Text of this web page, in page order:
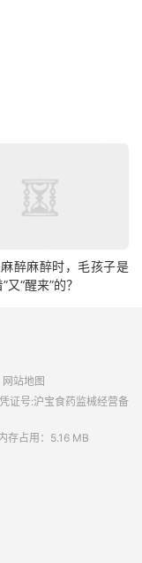
醉麻醉时，毛孩子是
又“醒来”的？
网站地图
证号:沪宝食药监械经营备
存占用：5.16 MB